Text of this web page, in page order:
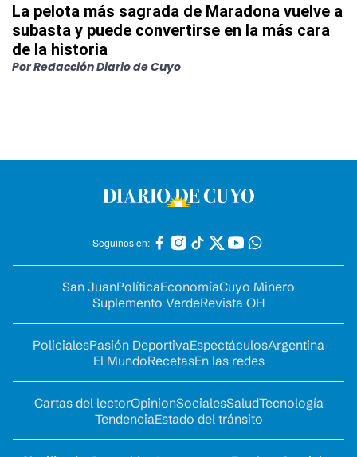
La pelota más sagrada de Maradona vuelve a
subasta y puede convertirse en la más cara
de la historia
PorRedacción Diario de Cuyo
Seguinos en:
San JuanPolíticaEconomíaCuyo Minero
Suplemento VerdeRevista OH
PolicialesPasión DeportivaEspectáculosArgentina
El MundoRecetasEn las redes
Cartas del lectorOpinionSocialesSaludTecnología
TendenciaEstado del tránsito